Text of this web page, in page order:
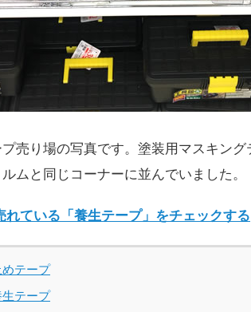
売り場の写真です。塗装用マスキン
ムと同じコーナーに並んでいました。
ている「養生テープ」をチェックする
テープ
テープ